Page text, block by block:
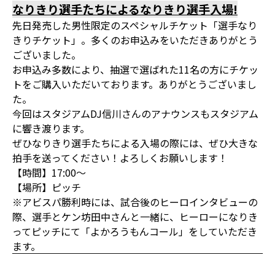
なりきり選手たちによるなりきり選手入場!
先日発売した男性限定のスペシャルチケット「選手なり
きりチケット」。多くのお申込みをいただきありがとう
ございました。
お申込み多数により、抽選で選ばれた11名の方にチケッ
トをご購入いただいております。ありがとうございまし
た。
今回はスタジアムDJ信川さんのアナウンスもスタジアム
に響き渡ります。
ぜひなりきり選手たちによる入場の際には、ぜひ大きな
拍手を送ってください！よろしくお願いします！
【時間】17:00～
【場所】ピッチ
※アビスパ勝利時には、試合後のヒーロインタビューの
際、選手とケン坊田中さんと一緒に、ヒーローになりき
ってピッチにて「よかろうもんコール」をしていただき
ます。